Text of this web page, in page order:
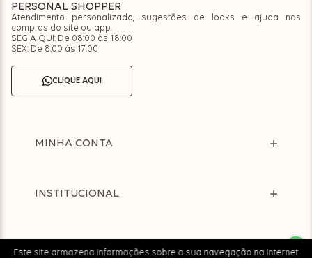
Este site armazena informações sobre a sua navegação na Internet
PERSONAL SHOPPER
Atendimento personalizado, sugestões de looks e ajuda nas
compras do site ou app.
SEG A QUI: De 08:00 às 18:00
SEX: De 8:00 às 17:00
CLIQUE AQUI
MINHA CONTA
INSTITUCIONAL